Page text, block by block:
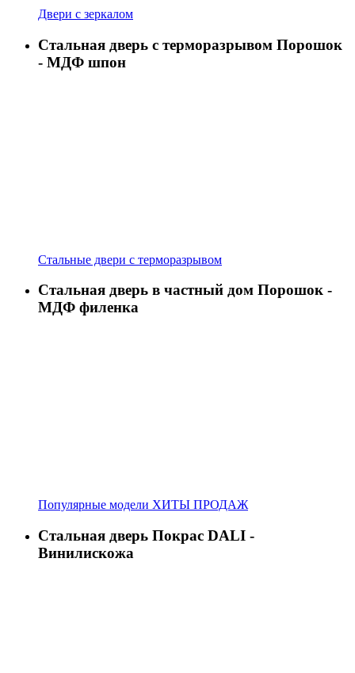
Двери с зеркалом
Стальная дверь с терморазрывом Порошок
- МДФ шпон
Стальные двери с терморазрывом
Стальная дверь в частный дом Порошок -
МДФ филенка
Популярные модели ХИТЫ ПРОДАЖ
Стальная дверь Покрас DALI -
Винилискожа